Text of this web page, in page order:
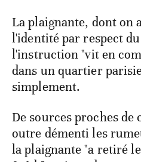
La plaignante, dont on
l'identité par respect
l'instruction "vit en
dans un quartier
simplement.
De sources proches de
outre démenti les
la plaignante "a retiré